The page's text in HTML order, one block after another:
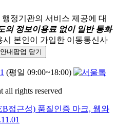
행정기관의 서비스 제공에 대
의 정보이용료 없이 일반 통화
시 본인이 가입한 이동통신사
내팝업 닫기
(평일 09:00~18:00)
all rights reserved